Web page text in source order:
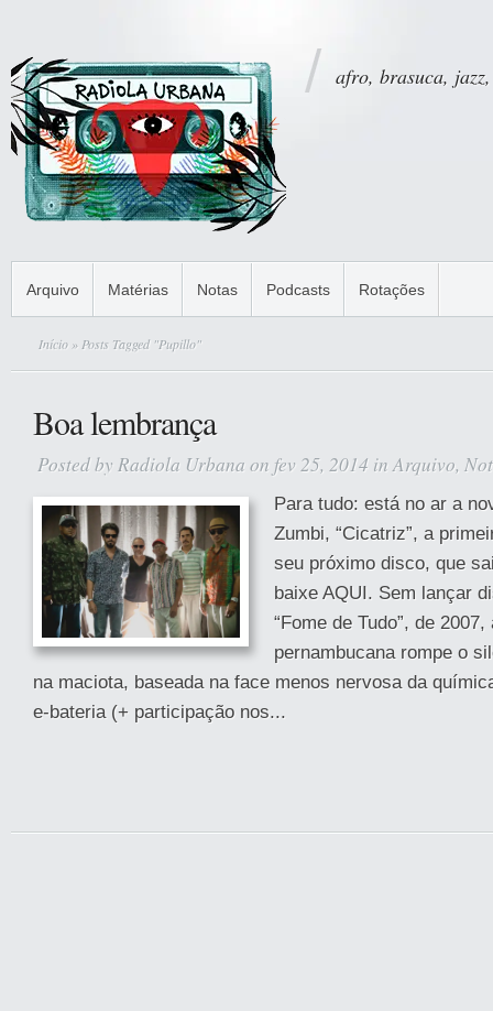
afro, brasuca,
Arquivo Matérias Notas Podcasts Rotações
Início » Posts Tagged "Pupillo"
Boa lembrança
Posted by Radiola Urbana on fev 25, 2014 inArquivo,
Para tudo: está no ar a
Zumbi, “Cicatriz”, a
seu próximo disco, que
baixe AQUI. Sem lançar
“Fome de Tudo”, de 2007,
pernambucana rompe o
na maciota, baseada na face menos nervosa da
e-bateria (+ participação nos...